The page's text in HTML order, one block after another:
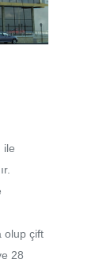
ile
olup çift
28